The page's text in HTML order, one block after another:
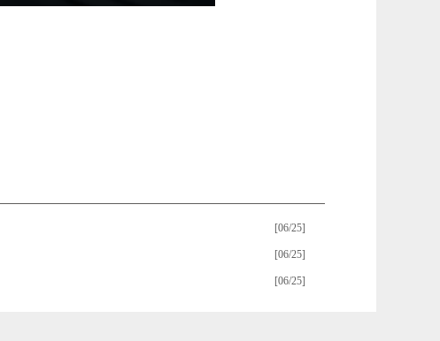
[06/25]
[06/25]
[06/25]